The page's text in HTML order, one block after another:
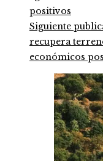
Siguiente
recupera
económicos